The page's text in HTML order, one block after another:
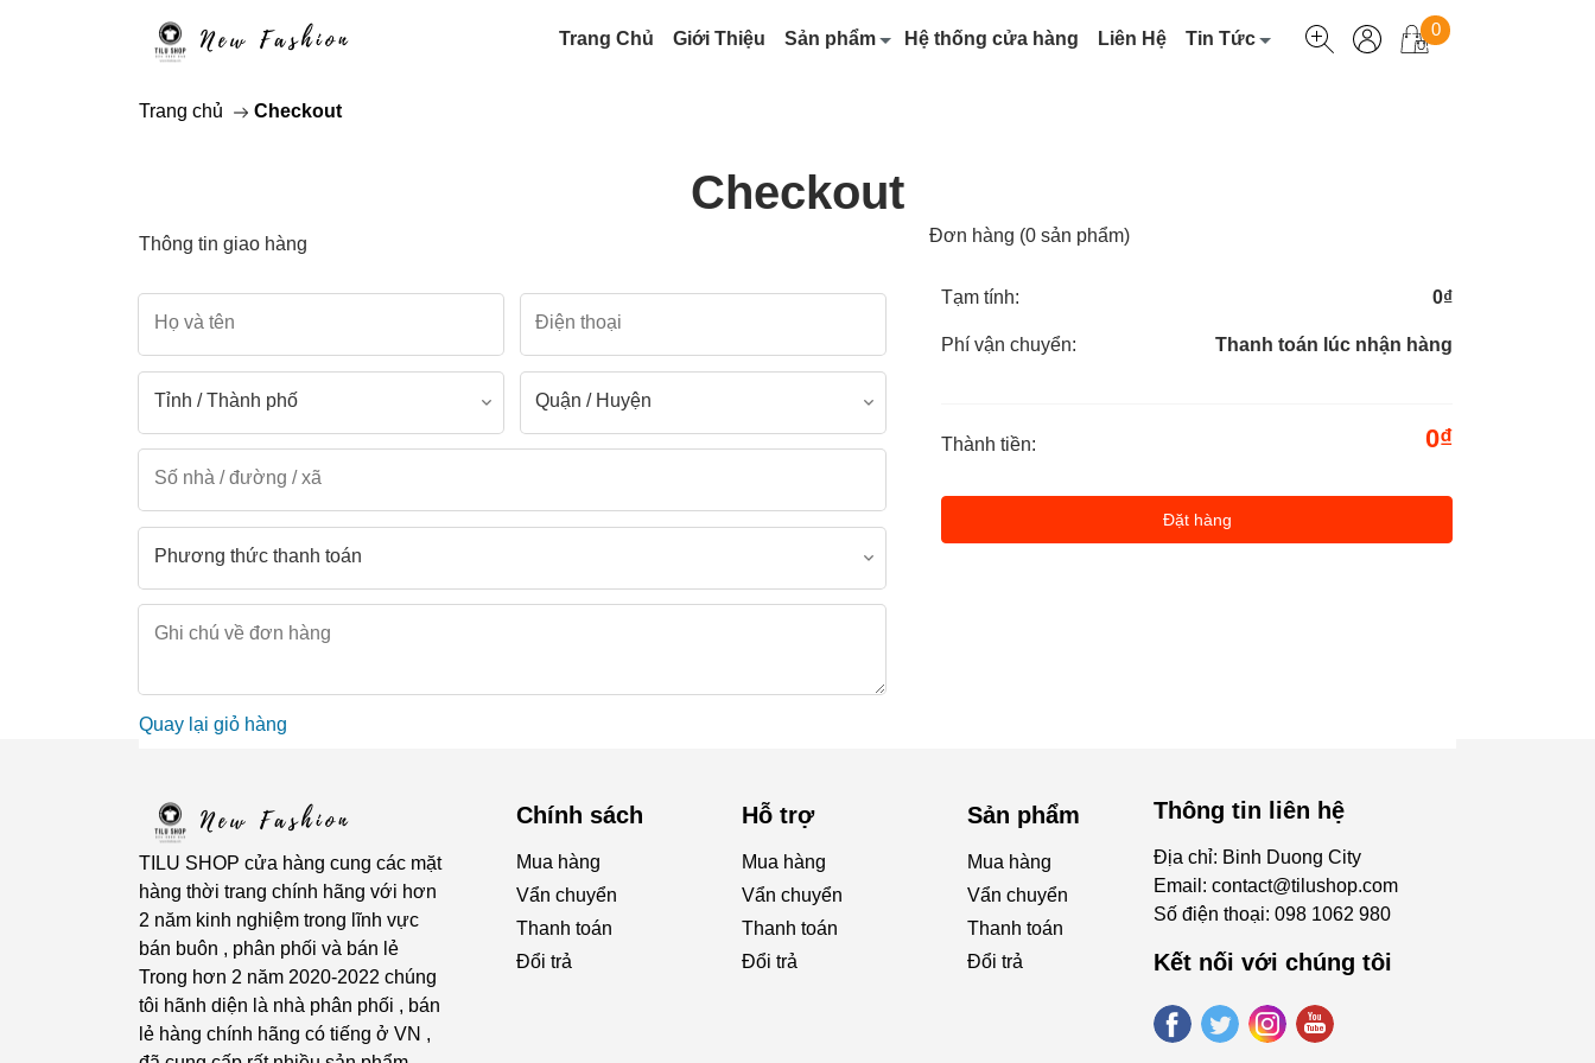
Trang Chủ Giới Thiệu Sản phẩm
Áo thun unisex
Áo thun trơn
Áo thun T-Shirt
Quần short kaki
Quần short đũi
Quần short thể thao
Sơ mi dài tay họa tiết
Sơ mi dài tay trơn
Hệ thống cửa hàng Liên Hệ Tin Tức 0
Trang chủ Checkout
Checkout
Thông tin giao hàng
Quay lại giỏ hàng
Đơn hàng (0 sản phẩm)
Tạm tính: 0₫
Phí vận chuyển: Thanh toán lúc nhận hàng
Thành tiền: 0₫
Đặt hàng
TILU SHOP cửa hàng cung các mặt
hàng thời trang chính hãng với hơn
2 năm kinh nghiệm trong lĩnh vực
bán buôn , phân phối và bán lẻ
Trong hơn 2 năm 2020-2022 chúng
tôi hãnh diện là nhà phân phối , bán
lẻ hàng chính hãng có tiếng ở VN ,
Chính sách
Mua hàng
Vẩn chuyển
Thanh toán
Đổi trả
Hỗ trợ
Mua hàng
Vẩn chuyển
Thanh toán
Đổi trả
Sản phẩm
Mua hàng
Vẩn chuyển
Thanh toán
Đổi trả
Thông tin liên hệ
Địa chỉ: Binh Duong City
Email: contact@tilushop.com
Số điện thoại: 098 1062 980
Kết nối với chúng tôi